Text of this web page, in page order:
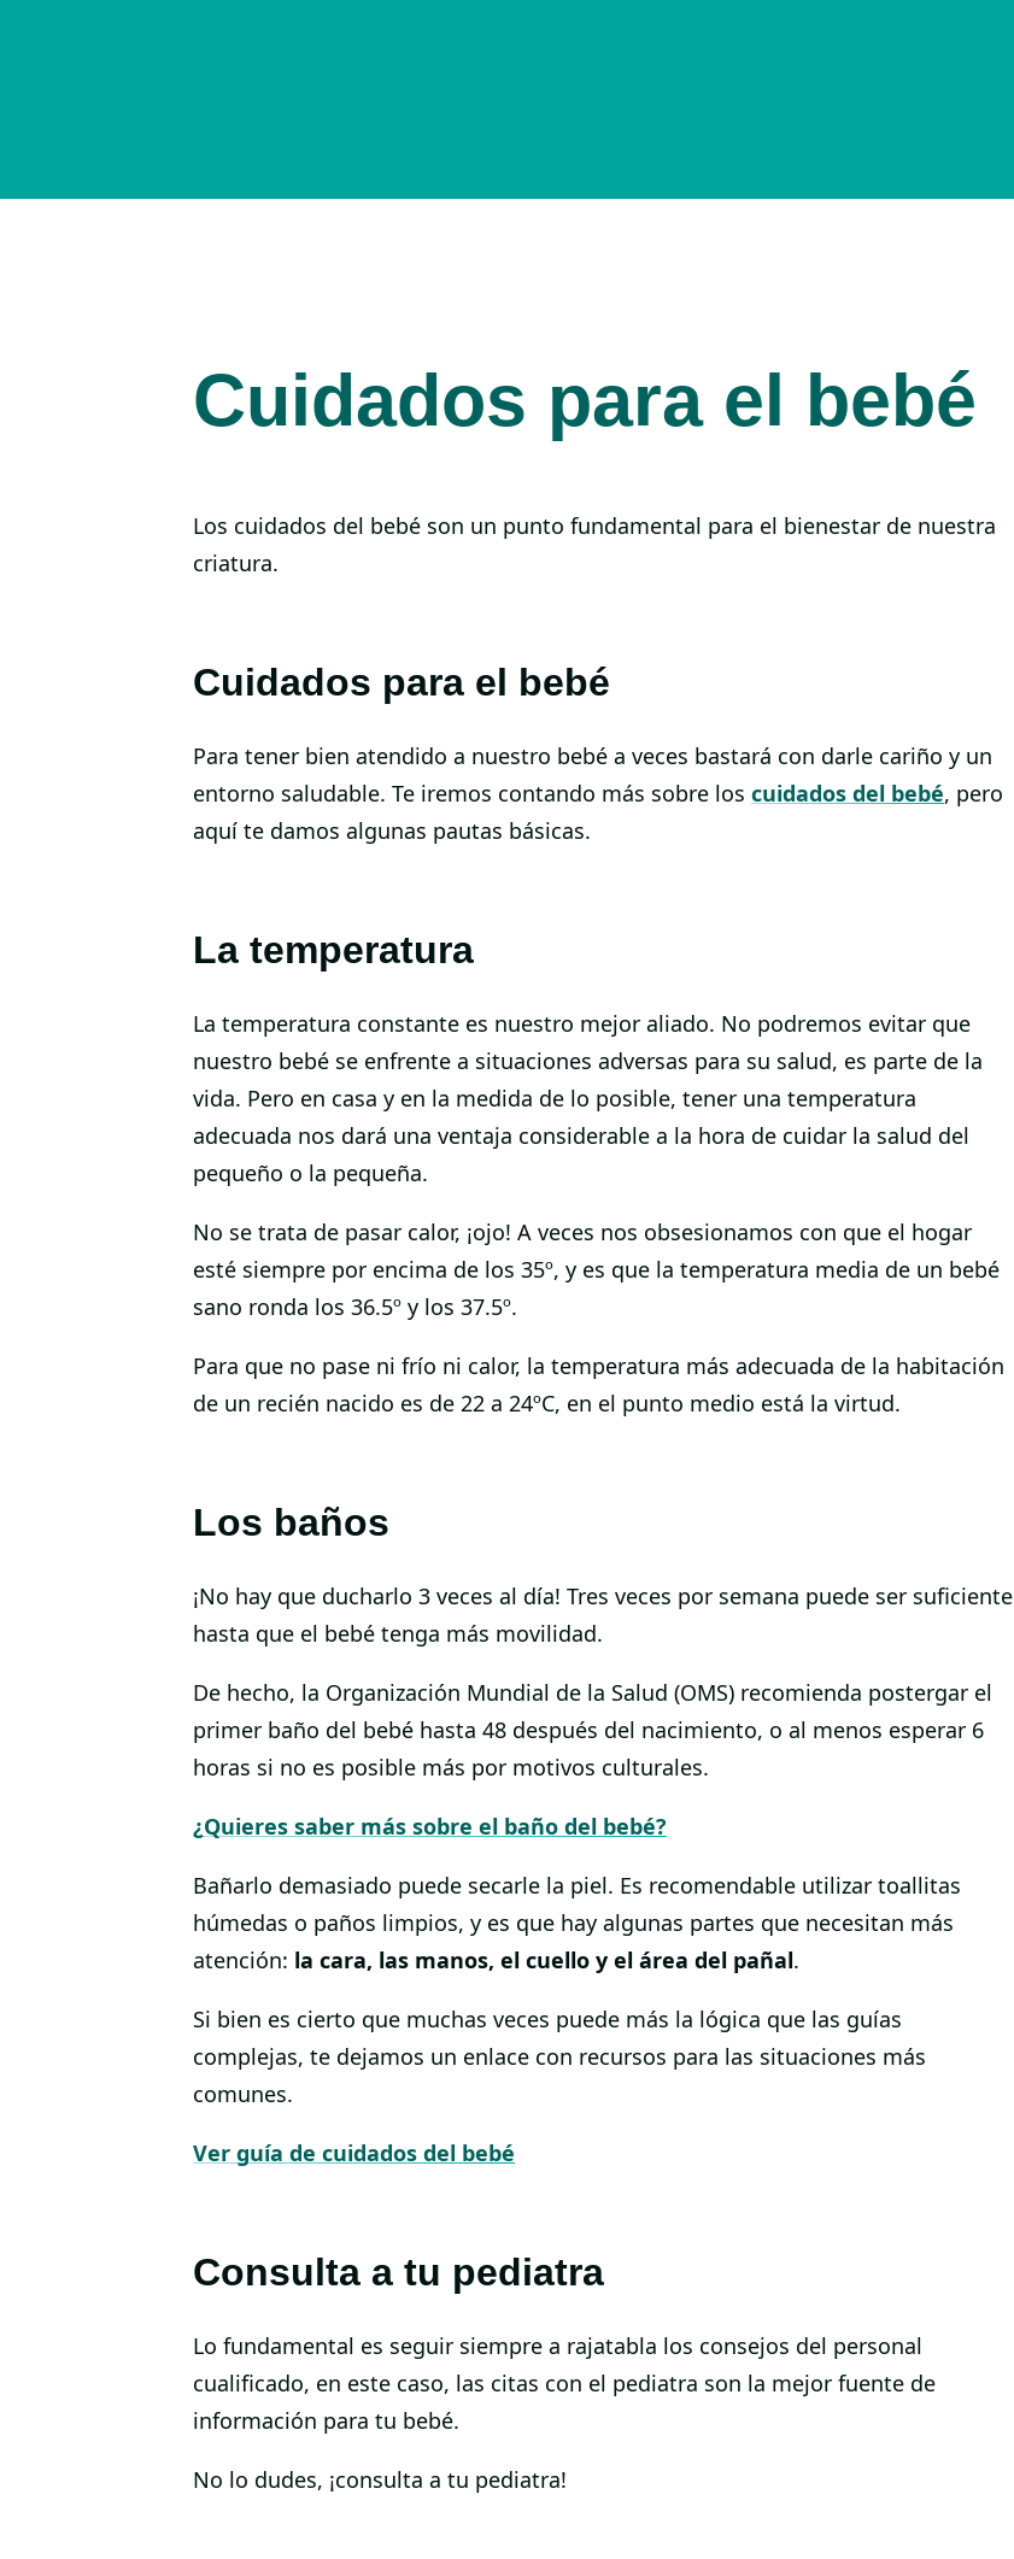
Cuidados para el bebé
Los cuidados del bebé son un punto fundamental para el bienestar de nuestra
criatura.
Cuidados para el bebé
Para tener bien atendido a nuestro bebé a veces bastará con darle cariño y un
entorno saludable. Te iremos contando más sobre los cuidados del bebé, pero
aquí te damos algunas pautas básicas.
La temperatura
La temperatura constante es nuestro mejor aliado. No podremos evitar que
nuestro bebé se enfrente a situaciones adversas para su salud, es parte de la
vida. Pero en casa y en la medida de lo posible, tener una temperatura
adecuada nos dará una ventaja considerable a la hora de cuidar la salud del
pequeño o la pequeña.
No se trata de pasar calor, ¡ojo! A veces nos obsesionamos con que el hogar
esté siempre por encima de los 35º, y es que la temperatura media de un bebé
sano ronda los 36.5º y los 37.5º.
Para que no pase ni frío ni calor, la temperatura más adecuada de la habitación
de un recién nacido es de 22 a 24ºC, en el punto medio está la virtud.
Los baños
¡No hay que ducharlo 3 veces al día! Tres veces por semana puede ser suficiente
hasta que el bebé tenga más movilidad.
De hecho, la Organización Mundial de la Salud (OMS) recomienda postergar el
primer baño del bebé hasta 48 después del nacimiento, o al menos esperar 6
horas si no es posible más por motivos culturales.
¿Quieres saber más sobre el baño del bebé?
Bañarlo demasiado puede secarle la piel. Es recomendable utilizar toallitas
húmedas o paños limpios, y es que hay algunas partes que necesitan más
atención: la cara, las manos, el cuello y el área del pañal.
Si bien es cierto que muchas veces puede más la lógica que las guías
complejas, te dejamos un enlace con recursos para las situaciones más
comunes.
Ver guía de cuidados del bebé
Consulta a tu pediatra
Lo fundamental es seguir siempre a rajatabla los consejos del personal
cualificado, en este caso, las citas con el pediatra son la mejor fuente de
información para tu bebé.
No lo dudes, ¡consulta a tu pediatra!